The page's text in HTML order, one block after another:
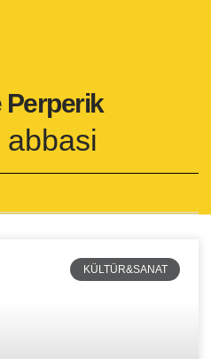
Perperik
KÜLTÜR&SANAT